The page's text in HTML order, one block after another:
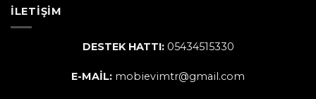
İLETIŞIM
DESTEK HATTI:05434515330
E-MAİL: mobievimtr@gmail.com